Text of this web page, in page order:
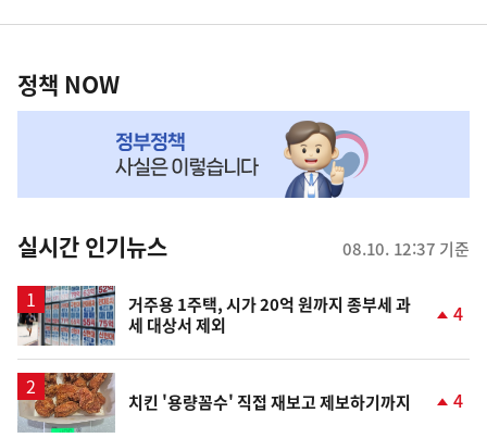
영
책
NOW,
뉴
스
정책 NOW
실시간 인기뉴스 08.10. 12:37 기준
거주용 1주택, 시가 20억 원까지 종부세 과
세 대상서 제외
상
4
치킨 '용량꼼수' 직접 재보고 제보하기까지 4